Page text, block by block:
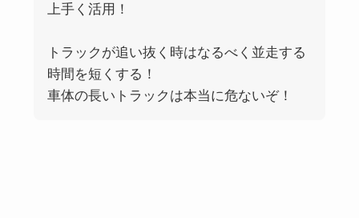
上手く活用！
トラックが追い抜く時はなるべく並走する
時間を短くする！
車体の長いトラックは本当に危ないぞ！